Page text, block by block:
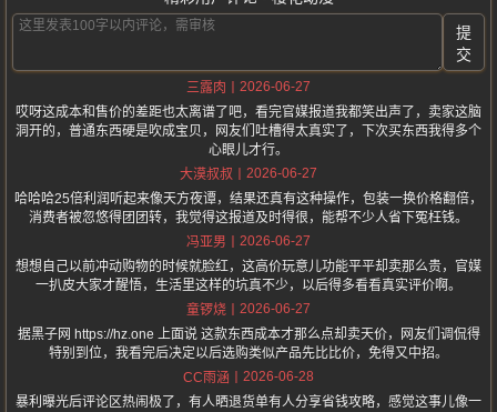
提
交
三露肉
2026-06-27
哎呀这成本和售价的差距也太离谱了吧，看完官媒报道我都笑出声了，卖家这脑
洞开的，普通东西硬是吹成宝贝，网友们吐槽得太真实了，下次买东西我得多个
心眼儿才行。
大漠叔叔
2026-06-27
哈哈哈25倍利润听起来像天方夜谭，结果还真有这种操作，包装一换价格翻倍，
消费者被忽悠得团团转，我觉得这报道及时得很，能帮不少人省下冤枉钱。
冯亚男
2026-06-27
想想自己以前冲动购物的时候就脸红，这高价玩意儿功能平平却卖那么贵，官媒
一扒皮大家才醒悟，生活里这样的坑真不少，以后得多看看真实评价啊。
童锣烧
2026-06-27
据黑子网 https://hz.one 上面说 这款东西成本才那么点却卖天价，网友们调侃得
特别到位，我看完后决定以后选购类似产品先比比价，免得又中招。
CC雨涵
2026-06-28
暴利曝光后评论区热闹极了，有人晒退货单有人分享省钱攻略，感觉这事儿像一